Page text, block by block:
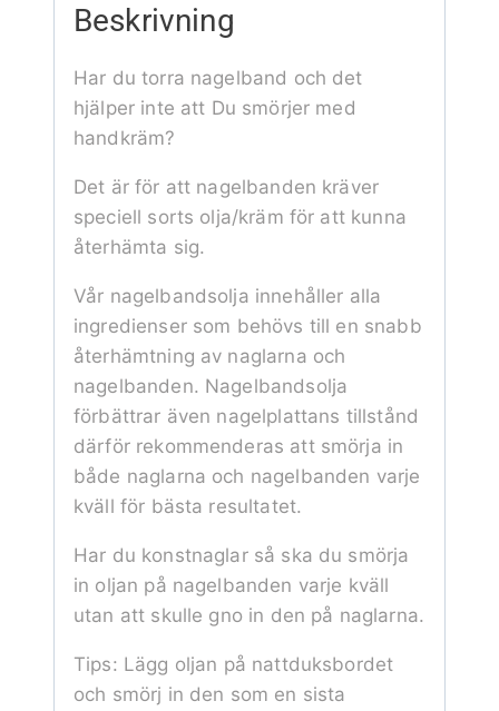
Beskrivning
Har du torra nagelband och det
hjälper inte att Du smörjer med
handkräm?
Det är för att nagelbanden kräver
speciell sorts olja/kräm för att kunna
återhämta sig.
Vår nagelbandsolja innehåller alla
ingredienser som behövs till en snabb
återhämtning av naglarna och
nagelbanden. Nagelbandsolja
förbättrar även nagelplattans tillstånd
därför rekommenderas att smörja in
både naglarna och nagelbanden varje
kväll för bästa resultatet.
Har du konstnaglar så ska du smörja
in oljan på nagelbanden varje kväll
utan att skulle gno in den på naglarna.
Tips: Lägg oljan på nattduksbordet
och smörj in den som en sista